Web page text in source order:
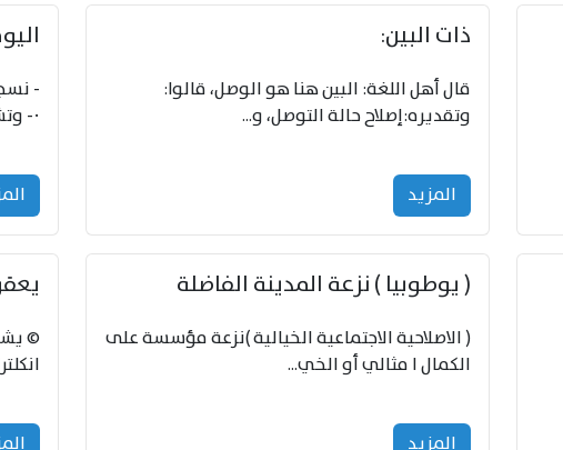
ذات البين:
قال أهل اللغة: البين هنا هو الوصل، قالوا:
وتقديره:إصلاح حالة التوصل، و...
المزید
-
‎٠‏- وتشير الكلمة ايضا الى...
( يوطوبيا ) نزعة المدينة الفاضلة
( الاصلاحية الاجتماعية الخيالية )نزعة مؤسسة على
الكمال ا مثالي أو الخي...
المزید
©
انكلترا( 1107 -